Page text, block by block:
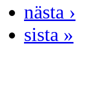
nästa ›
sista »